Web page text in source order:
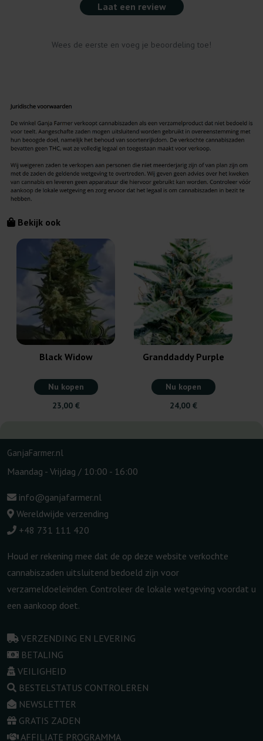
Laat een review
Wees de eerste en voeg je beoordeling toe!
Bekijk ook
Black Widow
Nu kopen
23,00 €
Granddaddy Purple
Nu kopen
24,00 €
GanjaFarmer.nl
Maandag - Vrijdag / 10:00 - 16:00
info@ganjafarmer.nl
Wereldwijde verzending
+48 731 111 420
Houd er rekening mee dat de op deze website verkochte
cannabiszaden uitsluitend bedoeld zijn voor
verzameldoeleinden. Controleer de lokale wetgeving voordat u
een aankoop doet.
VERZENDING EN LEVERING
BETALING
VEILIGHEID
BESTELSTATUS CONTROLEREN
NEWSLETTER
GRATIS ZADEN
AFFILIATE PROGRAMMA